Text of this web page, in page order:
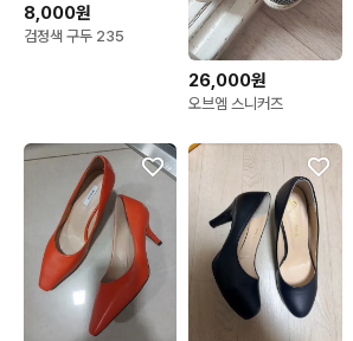
8,000원
검정색 구두 235
26,000원
오브엠 스니커즈